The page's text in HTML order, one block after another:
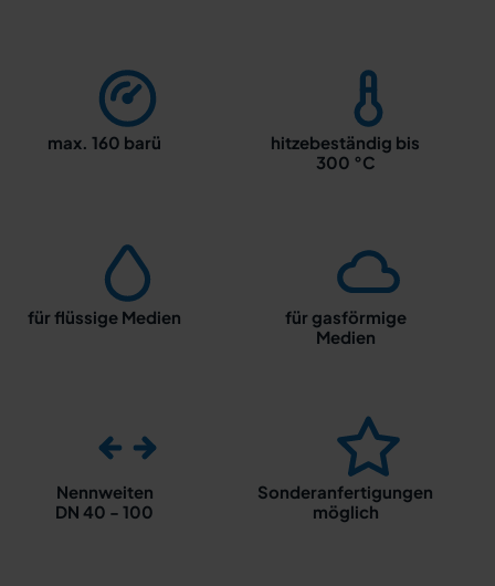
max. 160 barü
hitzebeständig bis
300 °C
für flüssige Medien
für gasförmige
Medien
Nennweiten
DN 40 - 100
Sonderanfertigungen
möglich